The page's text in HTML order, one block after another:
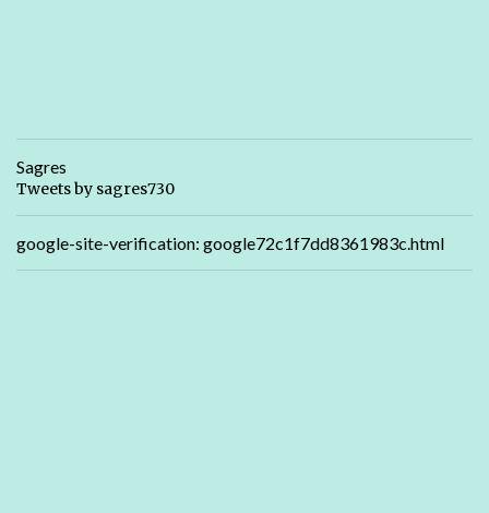
Sagres
Tweets by sagres730
google-site-verification: google72c1f7dd8361983c.html